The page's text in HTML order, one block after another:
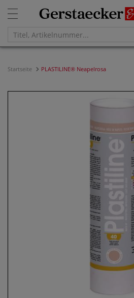
Startseite PLASTILINE® Neapelrosa